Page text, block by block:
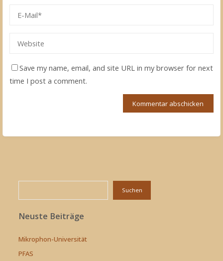
Save my name, email, and site URL in my browser for next
time I post a comment.
Suchen
Neuste Beiträge
Mikrophon-Universität
PFAS